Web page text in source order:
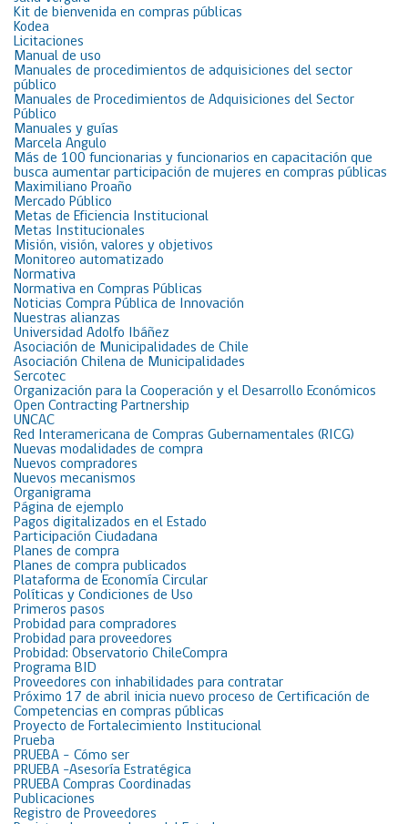
Kit de bienvenida en compras públicas
Kodea
Licitaciones
Manual de uso
Manuales de procedimientos de adquisiciones del sector
público
Manuales de Procedimientos de Adquisiciones del Sector
Público
Manuales y guías
Marcela Angulo
Más de 100 funcionarias y funcionarios en capacitación que
busca aumentar participación de mujeres en compras públicas
Maximiliano Proaño
Mercado Público
Metas de Eficiencia Institucional
Metas Institucionales
Misión, visión, valores y objetivos
Monitoreo automatizado
Normativa
Normativa en Compras Públicas
Noticias Compra Pública de Innovación
Nuestras alianzas
Universidad Adolfo Ibáñez
Asociación de Municipalidades de Chile
Asociación Chilena de Municipalidades
Sercotec
Organización para la Cooperación y el Desarrollo Económicos
Open Contracting Partnership
UNCAC
Red Interamericana de Compras Gubernamentales (RICG)
Nuevas modalidades de compra
Nuevos compradores
Nuevos mecanismos
Organigrama
Página de ejemplo
Pagos digitalizados en el Estado
Participación Ciudadana
Planes de compra
Planes de compra publicados
Plataforma de Economía Circular
Políticas y Condiciones de Uso
Primeros pasos
Probidad para compradores
Probidad para proveedores
Probidad: Observatorio ChileCompra
Programa BID
Proveedores con inhabilidades para contratar
Próximo 17 de abril inicia nuevo proceso de Certificación de
Competencias en compras públicas
Proyecto de Fortalecimiento Institucional
Prueba
PRUEBA – Cómo ser
PRUEBA -Asesoría Estratégica
PRUEBA Compras Coordinadas
Publicaciones
Registro de Proveedores